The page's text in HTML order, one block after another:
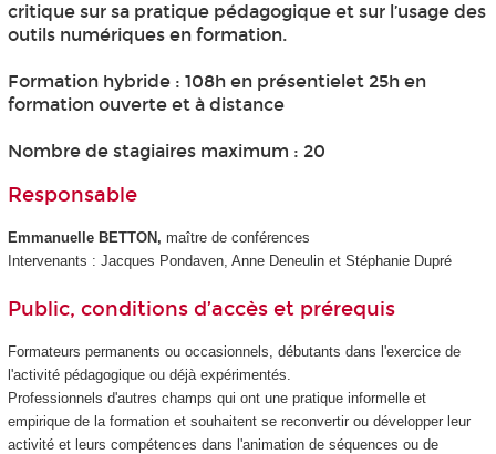
critique sur sa pratique pédagogique et sur l’usage des
outils numériques en formation.
Formation hybride : 108h en présentielet 25h en
formation ouverte et à distance
Nombre de stagiaires maximum : 20
Responsable
Emmanuelle BETTON, maître de conférences
Intervenants : Jacques Pondaven, Anne Deneulin et Stéphanie Dupré
Public, conditions d’accès et prérequis
Formateurs permanents ou occasionnels, débutants dans l'exercice de
l'activité pédagogique ou déjà expérimentés.
Professionnels d'autres champs qui ont une pratique informelle et
empirique de la formation et souhaitent se reconvertir ou développer leur
activité et leurs compétences dans l'animation de séquences ou de